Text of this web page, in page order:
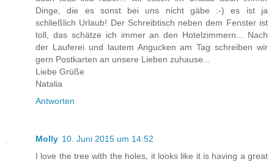
Dinge, die es sonst bei uns nicht gäbe :-) es ist ja
schließlich Urlaub! Der Schreibtisch neben dem Fenster ist
toll, das schätze ich immer an den Hotelzimmern... Nach
der Lauferei und lautem Angucken am Tag schreiben wir
gern Postkarten an unsere Lieben zuhause...
Liebe Grüße
Natalia
Antworten
Molly 10. Juni 2015 um 14:52
I love the tree with the holes, it looks like it is having a great